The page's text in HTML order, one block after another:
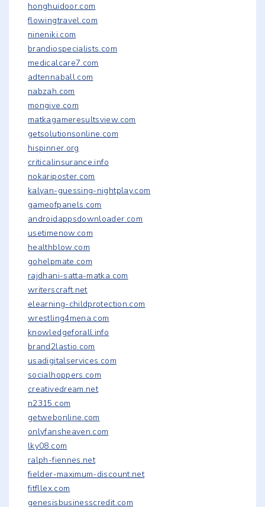
honghuidoor.com
flowingtravel.com
nineniki.com
brandiospecialists.com
medicalcare7.com
adtennaball.com
nabzah.com
mongive.com
matkagameresultsview.com
getsolutionsonline.com
hispinner.org
criticalinsurance.info
nokariposter.com
kalyan-guessing-nightplay.com
gameofpanels.com
androidappsdownloader.com
usetimenow.com
healthblow.com
gohelpmate.com
rajdhani-satta-matka.com
writerscraft.net
elearning-childprotection.com
wrestling4mena.com
knowledgeforall.info
brand2lastio.com
usadigitalservices.com
socialhoppers.com
creativedream.net
n2315.com
getwebonline.com
onlyfansheaven.com
lky08.com
ralph-fiennes.net
fielder-maximum-discount.net
fitfllex.com
genesisbusinesscredit.com